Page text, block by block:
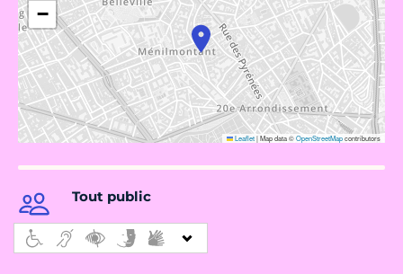
−
Leaflet|Map data ©OpenStreetMapcontributors
Tout public